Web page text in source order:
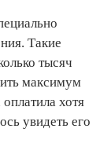
Такие
тысяч
максимум
хотя
увидеть его